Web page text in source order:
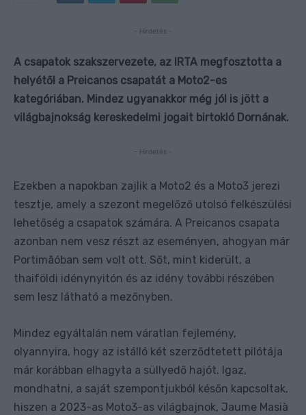
- Hirdetés -
A csapatok szakszervezete, az IRTA megfosztotta a
helyétől a Preicanos csapatát a Moto2-es
kategóriában. Mindez ugyanakkor még jól is jött a
világbajnokság kereskedelmi jogait birtokló Dornának.
- Hirdetés -
Ezekben a napokban zajlik a Moto2 és a Moto3 jerezi
tesztje, amely a szezont megelőző utolsó felkészülési
lehetőség a csapatok számára. A Preicanos csapata
azonban nem vesz részt az eseményen, ahogyan már
Portimãóban sem volt ott. Sőt, mint kiderült, a
thaiföldi idénynyitón és az idény további részében
sem lesz látható a mezőnyben.
Mindez egyáltalán nem váratlan fejlemény,
olyannyira, hogy az istálló két szerződtetett pilótája
már korábban elhagyta a süllyedő hajót. Igaz,
mondhatni, a saját szempontjukból későn kapcsoltak,
hiszen a 2023-as Moto3-as világbajnok, Jaume Masià